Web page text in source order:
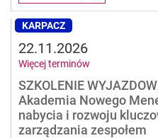
KARPACZ
SZKOLENIE
Akademia Nowego
nabycia i rozwoju
zarządzania zespołem
22.11.2026
Więcej terminów